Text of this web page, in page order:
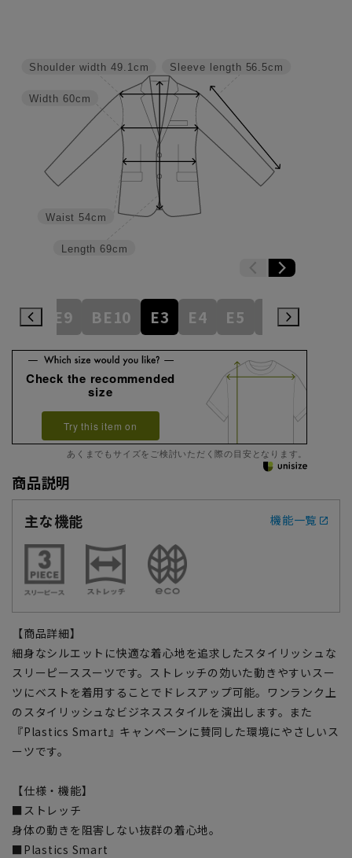
Sleeve length 56.5cm
Length 69cm
Waist 54cm
Width 60cm
Shoulder width 49.1cm
BE9 BE10 E3 E4 E5 E6
Check the recommended
size
Try this item on
あくまでもサイズをご検討いただく際の目安となります。
商品説明
主な機能
機能一覧
【商品詳細】
細身なシルエットに快適な着心地を追求したスタイリッシュな
スリーピーススーツです。ストレッチの効いた動きやすいスー
ツにベストを着用することでドレスアップ可能。ワンランク上
のスタイリッシュなビジネススタイルを演出します。また
『Plastics Smart』キャンペーンに賛同した環境にやさしいス
ーツです。
【仕様・機能】
■ストレッチ
身体の動きを阻害しない抜群の着心地。
■Plastics Smart